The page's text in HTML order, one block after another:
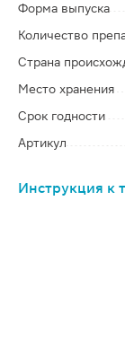
Форма выпуска
Количество
Страна
Место хранения
Срок годности
Артикул
Инструкция к